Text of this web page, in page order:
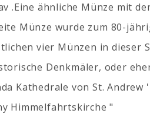
.Eine ähnliche Münze mit
Münze wurde zum 80-
vier Münzen in dieser
Denkmäler, oder
Kathedrale von St. Andrew '
Himmelfahrtskirche "